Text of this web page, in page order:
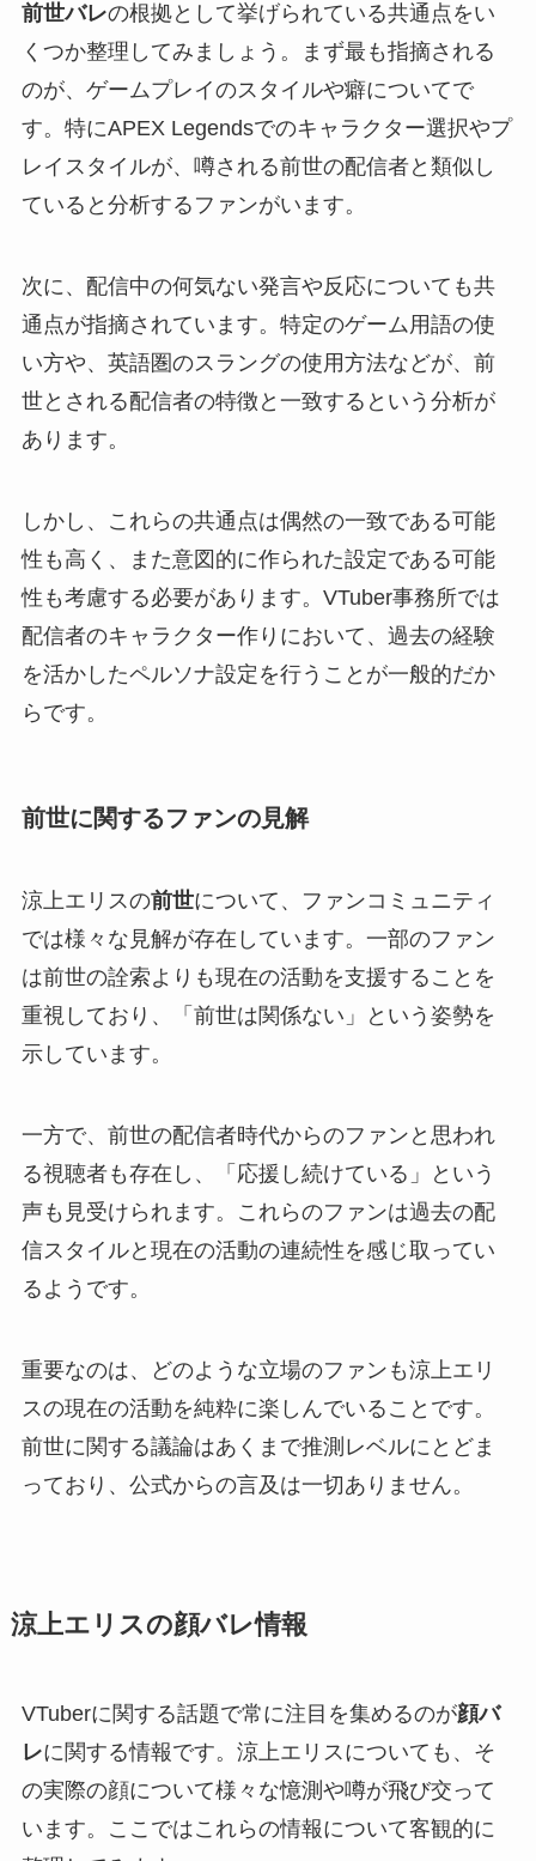
前世バレの根拠として挙げられている共通点をい
くつか整理してみましょう。まず最も指摘される
のが、ゲームプレイのスタイルや癖についてで
す。特にAPEX Legendsでのキャラクター選択やプ
レイスタイルが、噂される前世の配信者と類似し
ていると分析するファンがいます。
次に、配信中の何気ない発言や反応についても共
通点が指摘されています。特定のゲーム用語の使
い方や、英語圏のスラングの使用方法などが、前
世とされる配信者の特徴と一致するという分析が
あります。
しかし、これらの共通点は偶然の一致である可能
性も高く、また意図的に作られた設定である可能
性も考慮する必要があります。VTuber事務所では
配信者のキャラクター作りにおいて、過去の経験
を活かしたペルソナ設定を行うことが一般的だか
らです。
前世に関するファンの見解
涼上エリスの前世について、ファンコミュニティ
では様々な見解が存在しています。一部のファン
は前世の詮索よりも現在の活動を支援することを
重視しており、「前世は関係ない」という姿勢を
示しています。
一方で、前世の配信者時代からのファンと思われ
る視聴者も存在し、「応援し続けている」という
声も見受けられます。これらのファンは過去の配
信スタイルと現在の活動の連続性を感じ取ってい
るようです。
重要なのは、どのような立場のファンも涼上エリ
スの現在の活動を純粋に楽しんでいることです。
前世に関する議論はあくまで推測レベルにとどま
っており、公式からの言及は一切ありません。
涼上エリスの顔バレ情報
VTuberに関する話題で常に注目を集めるのが顔バ
レに関する情報です。涼上エリスについても、そ
の実際の顔について様々な憶測や噂が飛び交って
います。ここではこれらの情報について客観的に